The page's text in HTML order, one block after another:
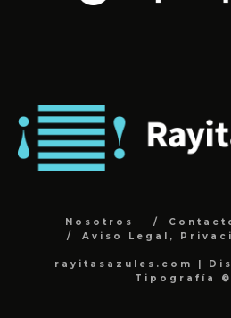
Nosotros
Aviso Legal,
rayitasazules.com |
Tipografía